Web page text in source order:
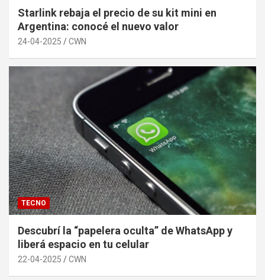
Starlink rebaja el precio de su kit mini en
Argentina: conocé el nuevo valor
24-04-2025 CWN
TECNO
Descubrí la “papelera oculta” de WhatsApp y
liberá espacio en tu celular
22-04-2025 CWN